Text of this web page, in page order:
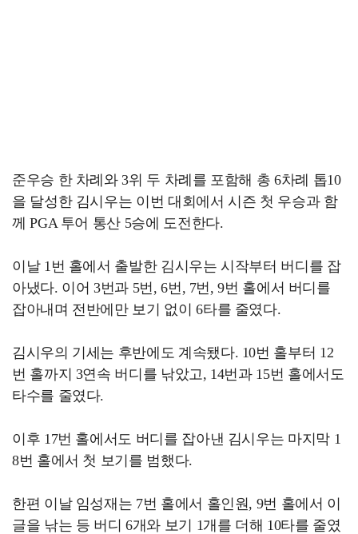
준우승 한 차례와 3위 두 차례를 포함해 총 6차례 톱10
을 달성한 김시우는 이번 대회에서 시즌 첫 우승과 함
께 PGA 투어 통산 5승에 도전한다.
이날 1번 홀에서 출발한 김시우는 시작부터 버디를 잡
아냈다. 이어 3번과 5번, 6번, 7번, 9번 홀에서 버디를
잡아내며 전반에만 보기 없이 6타를 줄였다.
김시우의 기세는 후반에도 계속됐다. 10번 홀부터 12
번 홀까지 3연속 버디를 낚았고, 14번과 15번 홀에서도
타수를 줄였다.
이후 17번 홀에서도 버디를 잡아낸 김시우는 마지막 1
8번 홀에서 첫 보기를 범했다.
한편 이날 임성재는 7번 홀에서 홀인원, 9번 홀에서 이
글을 낚는 등 버디 6개와 보기 1개를 더해 10타를 줄였